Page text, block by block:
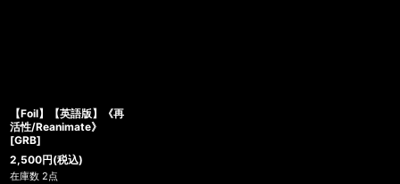
【Foil】【英語版】《再
活性/Reanimate》
[GRB]
2,500円(税込)
在庫数 2点